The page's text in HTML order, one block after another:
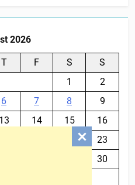
2026
T F S
S
1
2
6 7 8
9
13 14 15
16
23
30